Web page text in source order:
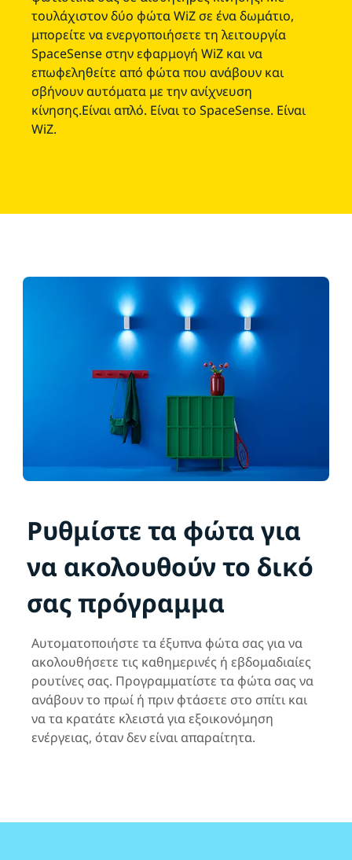
τουλάχιστον δύο φώτα WiZ σε ένα δωμάτιο,
μπορείτε να ενεργοποιήσετε τη λειτουργία
SpaceSense στην εφαρμογή WiZ και να
επωφεληθείτε από φώτα που ανάβουν και
σβήνουν αυτόματα με την ανίχνευση
κίνησης.Είναι απλό. Είναι το SpaceSense. Είναι
WiZ.
Ρυθμίστε τα φώτα για
να ακολουθούν το δικό
σας πρόγραμμα
Αυτοματοποιήστε τα έξυπνα φώτα σας για να
ακολουθήσετε τις καθημερινές ή εβδομαδιαίες
ρουτίνες σας. Προγραμματίστε τα φώτα σας να
ανάβουν το πρωί ή πριν φτάσετε στο σπίτι και
να τα κρατάτε κλειστά για εξοικονόμηση
ενέργειας, όταν δεν είναι απαραίτητα.